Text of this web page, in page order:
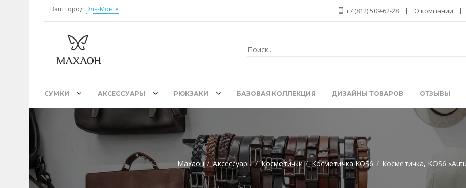
Ваш город: Эль-Монте +7 (812) 509-62-28 О компании
СУМКИ АКСЕССУАРЫ РЮКЗАКИ БАЗОВАЯ КОЛЛЕКЦИЯ ДИЗАЙНЫ ТОВАРОВ ОТЗЫВЫ
Махаон Аксессуары Косметички Косметичка KOS6 Косметичка, KOS6